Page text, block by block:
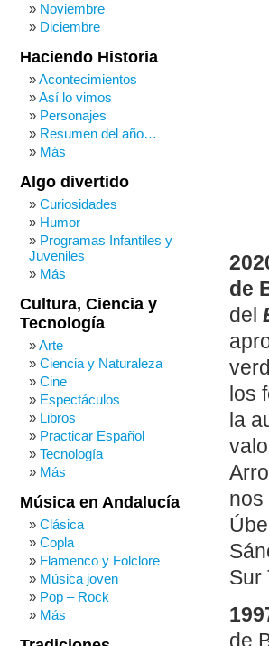
de
del
los
la
nos
Sur
de
Noviembre
Diciembre
Haciendo Historia
Acontecimientos
Así lo vimos
Personajes
Resumen del año…
Más
Algo divertido
Curiosidades
Humor
Programas Infantiles y
Juveniles
Más
Cultura, Ciencia y
Tecnología
Arte
Ciencia y Naturaleza
Cine
Espectáculos
Libros
Practicar Español
Tecnología
Más
Música en Andalucía
Clásica
Copla
Flamenco y Folclore
Música joven
Pop – Rock
Más